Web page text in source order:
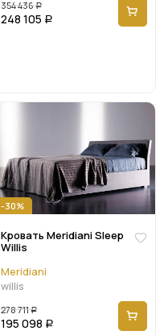
354 436 Р
248 105 Р
-30%
Кровать Meridiani Sleep
Willis
Meridiani
willis
278 711 Р
195 098 Р